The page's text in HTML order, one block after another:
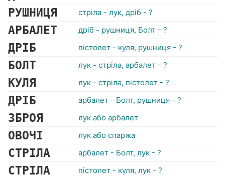
РУШНИЦЯ стріла - лук, дріб - ?
АРБАЛЕТ дріб - рушниця, Болт - ?
ДРІБ пістолет - куля, рушниця - ?
БОЛТ лук - стріла, арбалет - ?
КУЛЯ лук - стріла, пістолет - ?
ДРІБ арбалет - Болт, рушниця - ?
ЗБРОЯ лук або арбалет
ОВОЧІ лук або спаржа
СТРІЛА арбалет - Болт, лук - ?
СТРІЛА пістолет - куля, лук - ?